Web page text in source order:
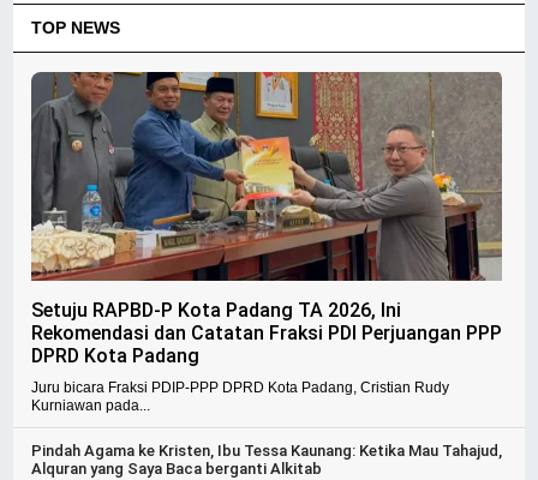
TOP NEWS
Setuju RAPBD-P Kota Padang TA 2026, Ini
Rekomendasi dan Catatan Fraksi PDI Perjuangan PPP
DPRD Kota Padang
Juru bicara Fraksi PDIP-PPP DPRD Kota Padang, Cristian Rudy
Kurniawan pada...
Pindah Agama ke Kristen, Ibu Tessa Kaunang: Ketika Mau Tahajud,
Alquran yang Saya Baca berganti Alkitab